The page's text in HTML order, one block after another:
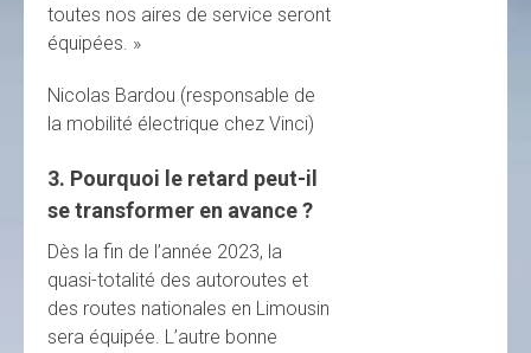
toutes nos aires de service seront
équipées. »
Nicolas Bardou (responsable de
la mobilité électrique chez Vinci)
3. Pourquoi le retard peut-il
se transformer en avance ?
Dès la fin de l’année 2023, la
quasi-totalité des autoroutes et
des routes nationales en Limousin
sera équipée. L’autre bonne